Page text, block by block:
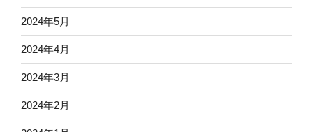
2024年5月
2024年4月
2024年3月
2024年2月